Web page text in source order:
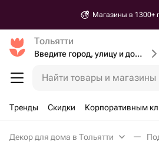
Магазины в 1300+
Тольятти
Введите город, улицу и дом доставки
Найти товары и магазины
Тренды Скидки Корпоративным
Декор для дома в Тольятти